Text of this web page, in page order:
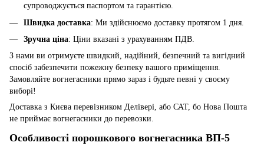
супроводжується паспортом та гарантією.
Швидка доставка: Ми здійснюємо доставку протягом 1 дня.
Зручна ціна: Ціни вказані з урахуванням ПДВ.
З нами ви отримуєте швидкий, надійний, безпечний та вигідний
спосіб забезпечити пожежну безпеку вашого приміщення.
Замовляйте вогнегасники прямо зараз і будьте певні у своєму
виборі!
Доставка з Києва перевізником Делівері, або САТ, бо Нова Пошта
не приймає вогнегасники до перевозки.
Особливості порошкового вогнегасника ВП-5